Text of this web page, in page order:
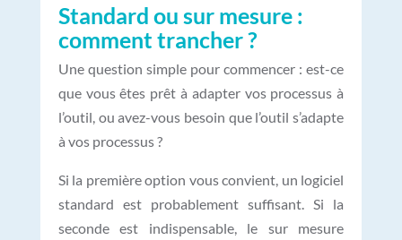
Standard ou sur mesure :
comment trancher ?
Une question simple pour commencer : est-ce
que vous êtes prêt à adapter vos processus à
l’outil, ou avez-vous besoin que l’outil s’adapte
à vos processus ?
Si la première option vous convient, un logiciel
standard est probablement suffisant. Si la
seconde est indispensable, le sur mesure